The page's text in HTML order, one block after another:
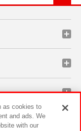
as cookies to
and ads. We
with our